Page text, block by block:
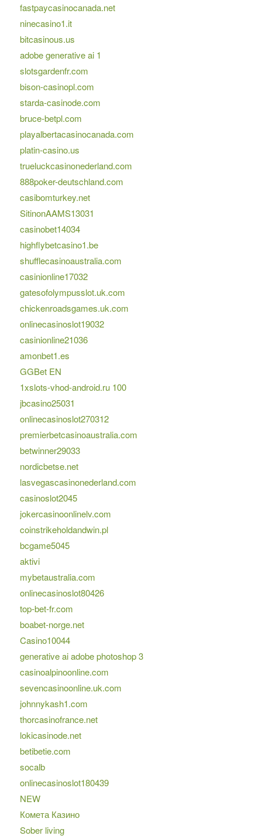
fastpaycasinocanada.net
ninecasino1.it
bitcasinous.us
adobe generative ai 1
slotsgardenfr.com
bison-casinopl.com
starda-casinode.com
bruce-betpl.com
playalbertacasinocanada.com
platin-casino.us
trueluckcasinonederland.com
888poker-deutschland.com
casibomturkey.net
SitinonAAMS13031
casinobet14034
highflybetcasino1.be
shufflecasinoaustralia.com
casinionline17032
gatesofolympusslot.uk.com
chickenroadsgames.uk.com
onlinecasinoslot19032
casinionline21036
amonbet1.es
GGBet EN
1xslots-vhod-android.ru 100
jbcasino25031
onlinecasinoslot270312
premierbetcasinoaustralia.com
betwinner29033
nordicbetse.net
lasvegascasinonederland.com
casinoslot2045
jokercasinoonlinelv.com
coinstrikeholdandwin.pl
bcgame5045
aktivi
mybetaustralia.com
onlinecasinoslot80426
top-bet-fr.com
boabet-norge.net
Casino10044
generative ai adobe photoshop 3
casinoalpinoonline.com
sevencasinoonline.uk.com
johnnykash1.com
thorcasinofrance.net
lokicasinode.net
betibetie.com
socalb
onlinecasinoslot180439
NEW
Комета Казино
Sober living